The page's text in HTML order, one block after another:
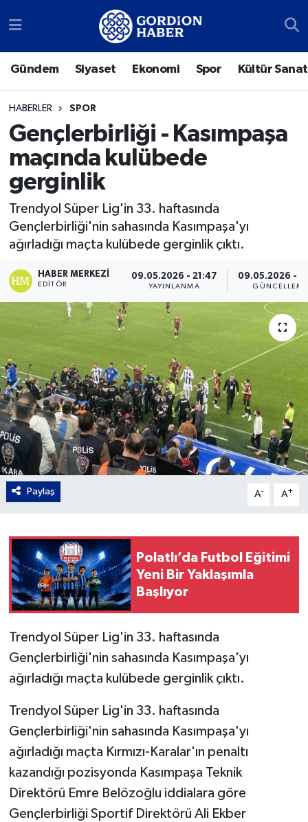
Gündem Siyaset Ekonomi Spor Kültür Sanat
HABERLER SPOR
Gençlerbirliği - Kasımpaşa
maçında kulübede
gerginlik
Trendyol Süper Lig'in 33. haftasında
Gençlerbirliği'nin sahasında Kasımpaşa'yı
ağırladığı maçta kulübede gerginlik çıktı.
HABER MERKEZI
EDITÖR
09.05.2026 - 21:47
YAYINLANMA
09.05.2026 -
GÜNCELLEME
Paylaş A- A+
Polatlı’da Futbol Eğitimi
Yeni Bir Yaklaşımla
Başlıyor
Trendyol Süper Lig'in 33. haftasında
Gençlerbirliği'nin sahasında Kasımpaşa'yı
ağırladığı maçta kulübede gerginlik çıktı.
Trendyol Süper Lig'in 33. haftasında
Gençlerbirliği'nin sahasında Kasımpaşa'yı
ağırladığı maçta Kırmızı-Karalar'ın penaltı
kazandığı pozisyonda Kasımpaşa Teknik
Direktörü Emre Belözoğlu iddialara göre
Gençlerbirliği Sportif Direktörü Ali Ekber
Sosyal Medya Hesaplarımız
Siyaset
Ekonomi
Spor
Kültür Sanat
Gordion
Ankara Nöbetçi Eczaneler
Ankara Trafik Yoğunluk Haritası
Süper Lig Puan Durumu ve Fikstür
Tüm Manşetler
Son Dakika Haberleri